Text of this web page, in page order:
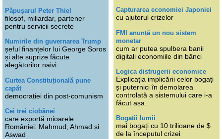
Păpușarul Peter Thiel
filosof, miliardar, partener
pentru servicii secrete
Numirile din guvernarea Trump
șeful finanțelor lui George Soros
și alte suprize făcute
alegătorilor naivi
Curtea Constituțională pune
capăt
democrației din post-comunism
Cei trei ciobănei
care exportă mioarele
României: Mahmud, Ahmad și
Aswad
Capturarea economiei Japoniei
cu ajutorul crizelor
FMI anunță un nou sistem
monetar
cum ar putea spulbera banii
digitali economiile din bănci
Logica distrugerii economice
Explicația implicării celor bogați
și puternici în demolarea
controlată a sistemului care i-a
făcut așa
Bogații lumii
mai bogați cu 10 trilioane de $
de la începutul crizei